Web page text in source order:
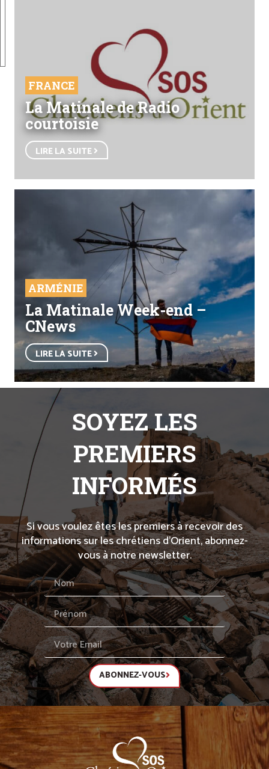
FRANCE
La Matinale de Radio
courtoisie
LIRE LA SUITE
ARMÉNIE
La Matinale Week-end –
CNews
LIRE LA SUITE
SOYEZ LES
PREMIERS
INFORMÉS
Si vous voulez êtes les premiers à recevoir des
informations sur les chrétiens d’Orient, abonnez-
vous à notre newsletter.
ABONNEZ-VOUS